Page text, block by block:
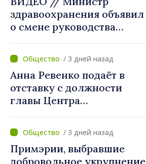
здравоохранения объявил
о смене руководства
больницы. Людмила
Капчеля будет исполнять
обязанности директора
/ 3 дней назад
Анна Ревенко подаёт в
отставку с должности
главы Центра
коммуникации и
противодействия
дезинформации
/ 3 дней назад
Примэрии, выбравшие
добровольное укрупнение,